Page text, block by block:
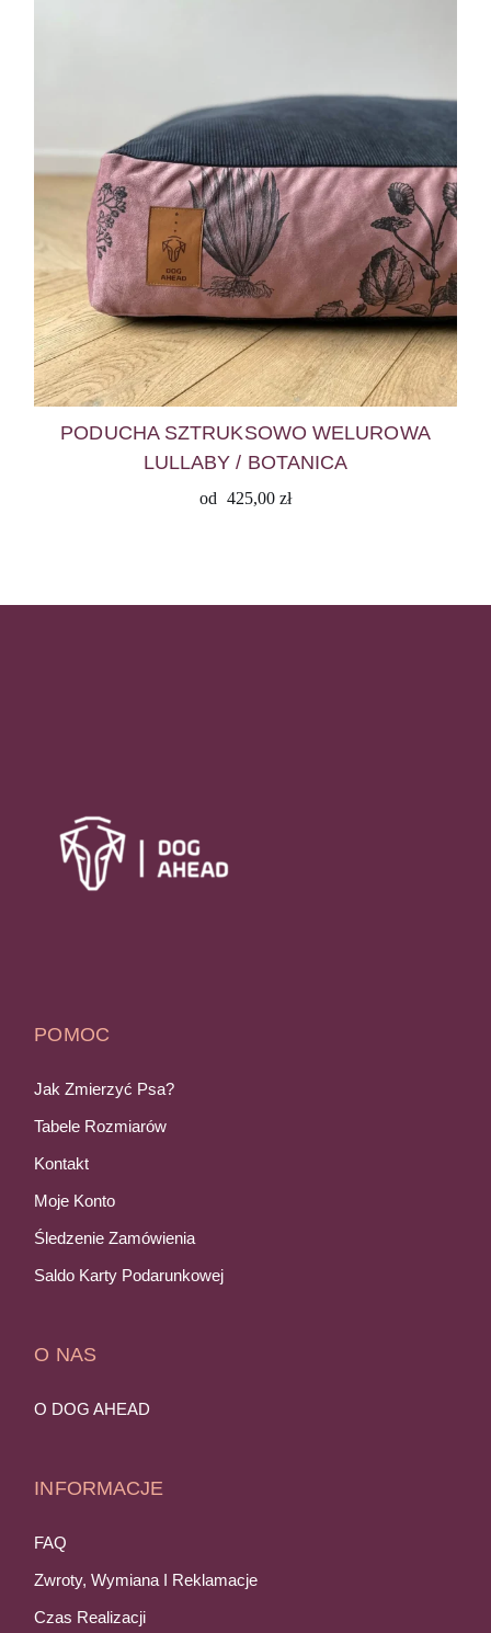
PODUCHA SZTRUKSOWO WELUROWA
LULLABY / BOTANICA
od 425,00 zł
POMOC
Jak Zmierzyć Psa?
Tabele Rozmiarów
Kontakt
Moje Konto
Śledzenie Zamówienia
Saldo Karty Podarunkowej
O NAS
O DOG AHEAD
INFORMACJE
FAQ
Zwroty, Wymiana I Reklamacje
Czas Realizacji